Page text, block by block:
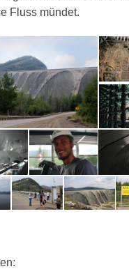
Fluss mündet.